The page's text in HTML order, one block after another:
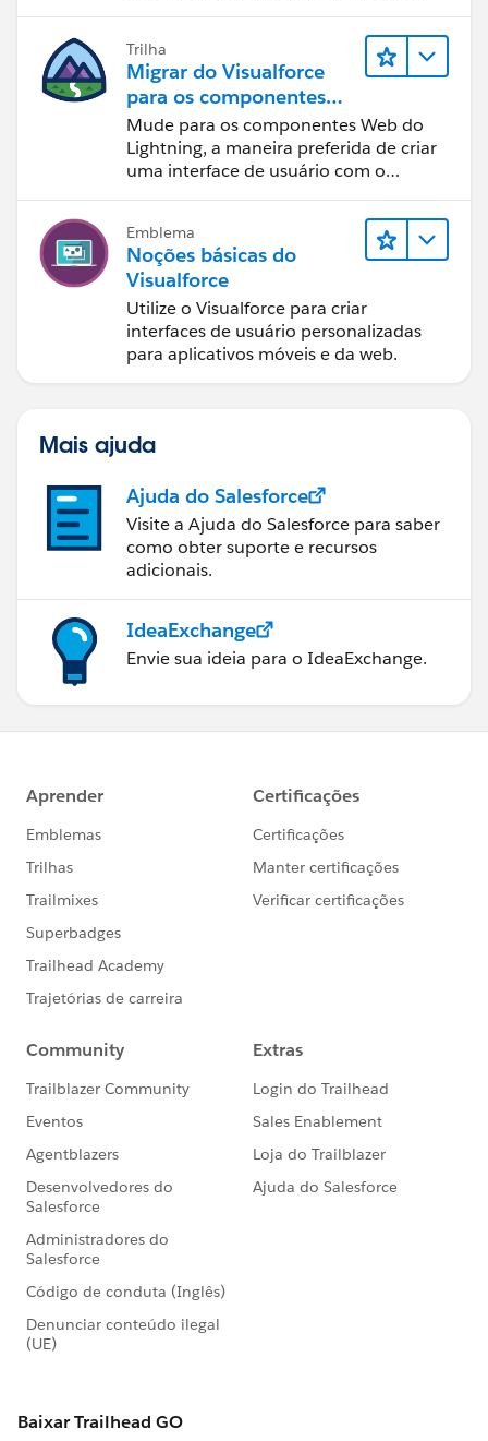
Trilha
Migrar do Visualforce
para os componentes
Web do Lightning
Mude para os componentes Web do
Lightning, a maneira preferida de criar
uma interface de usuário com o
Emblema
Noções básicas do
Visualforce
Utilize o Visualforce para criar
interfaces de usuário personalizadas
para aplicativos móveis e da web.
Mais ajuda
Ajuda do Salesforce
Visite a Ajuda do Salesforce para saber
como obter suporte e recursos
adicionais.
IdeaExchange
Envie sua ideia para o IdeaExchange.